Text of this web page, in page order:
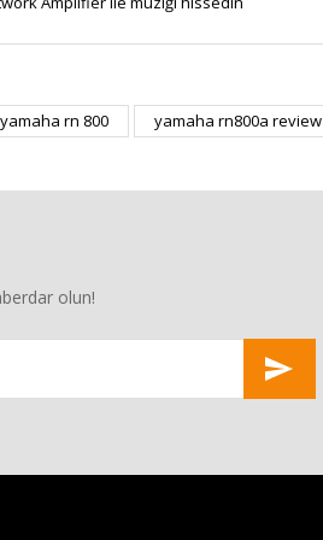
ederiz.
olmalı.
yamaha rn 800 yamaha rn800a review
olun!